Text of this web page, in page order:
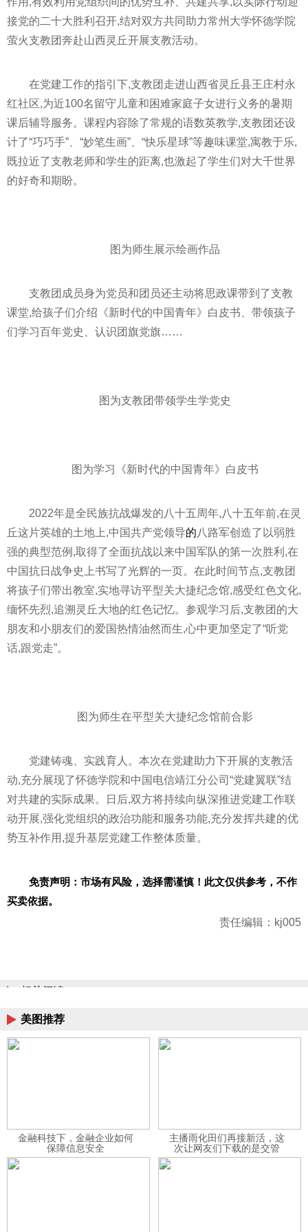
接党的二十大胜利召开,结对双方共同助力常州大学怀德学院
萤火支教团奔赴山西灵丘开展支教活动。
在党建工作的指引下,支教团走进山西省灵丘县王庄村永
红社区,为近100名留守儿童和困难家庭子女进行义务的暑期
课后辅导服务。课程内容除了常规的语数英教学,支教团还设
计了“巧巧手”、“妙笔生画”、“快乐星球”等趣味课堂,寓教于乐,
既拉近了支教老师和学生的距离,也激起了学生们对大千世界
的好奇和期盼。
图为师生展示绘画作品
支教团成员身为党员和团员还主动将思政课带到了支教
课堂,给孩子们介绍《新时代的中国青年》白皮书、带领孩子
们学习百年党史、认识团旗党旗……
图为支教团带领学生学党史
图为学习 《新时代的中国青年》白皮书
2022年是全民族抗战爆发的八十五周年,八十五年前,在灵
丘这片英雄的土地上,中国共产党领导的 八路军创造了以弱胜
强的典型范例,取得了全面抗战以来中国军队的第一次胜利,在
中国抗日战争史上书写了光辉的一页。在此时间节点,支教团
将孩子们带出教室,实地寻访平型关大捷纪念馆,感受红色文化,
缅怀先烈,追溯灵丘大地的红色记忆。参观学习 后,支教团的大
朋友和小朋友们的爱国热情油然而生,心中更加坚定了“听党
话,跟党走”。
图为师生在平型关大捷纪念馆前合影
党建铸魂、实践育人。本次在党建助力下开展的支教活
动,充分展现了怀德学院和中国电信靖江分公司“党建翼联”结
对共建的实际成果。日后,双方将持续向纵深推进党建工作联
动开展,强化党组织的政治功能和服务功能,充分发挥共建的优
势互补作用,提升基层党建工作整体质量。
免责声明：市场有风险，选择需谨慎！此文仅供参考，不作
买卖依据。
责任编辑：kj005
相关阅读
美图推荐
金融科技下，金融企业如何
保障信息安全
主播雨化田们再接新活，这
次让网友们下载的是交管
12123APP